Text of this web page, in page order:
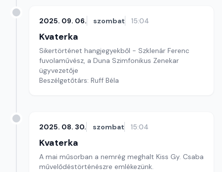
2025. 09. 06. szombat 15:04
Kvaterka
Sikertörténet hangjegyekből - Szklenár Ferenc
fuvolaművész, a Duna Szimfonikus Zenekar
ügyvezetője
Beszélgetőtárs: Ruff Béla
2025. 08. 30. szombat 15:04
Kvaterka
A mai műsorban a nemrég meghalt Kiss Gy. Csaba
művelődéstörténészre emlékezünk.